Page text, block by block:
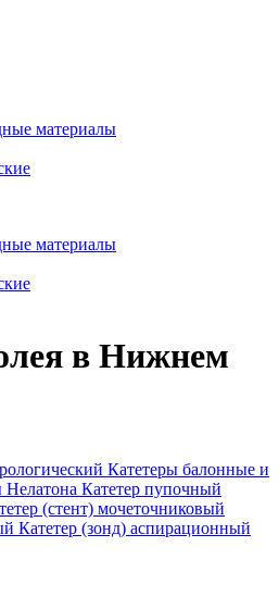
материалы
материалы
в Нижнем
Катетеры балонные и
Нелатона Катетер пупочный
(стент) мочеточниковый
Катетер (зонд) аспирационный